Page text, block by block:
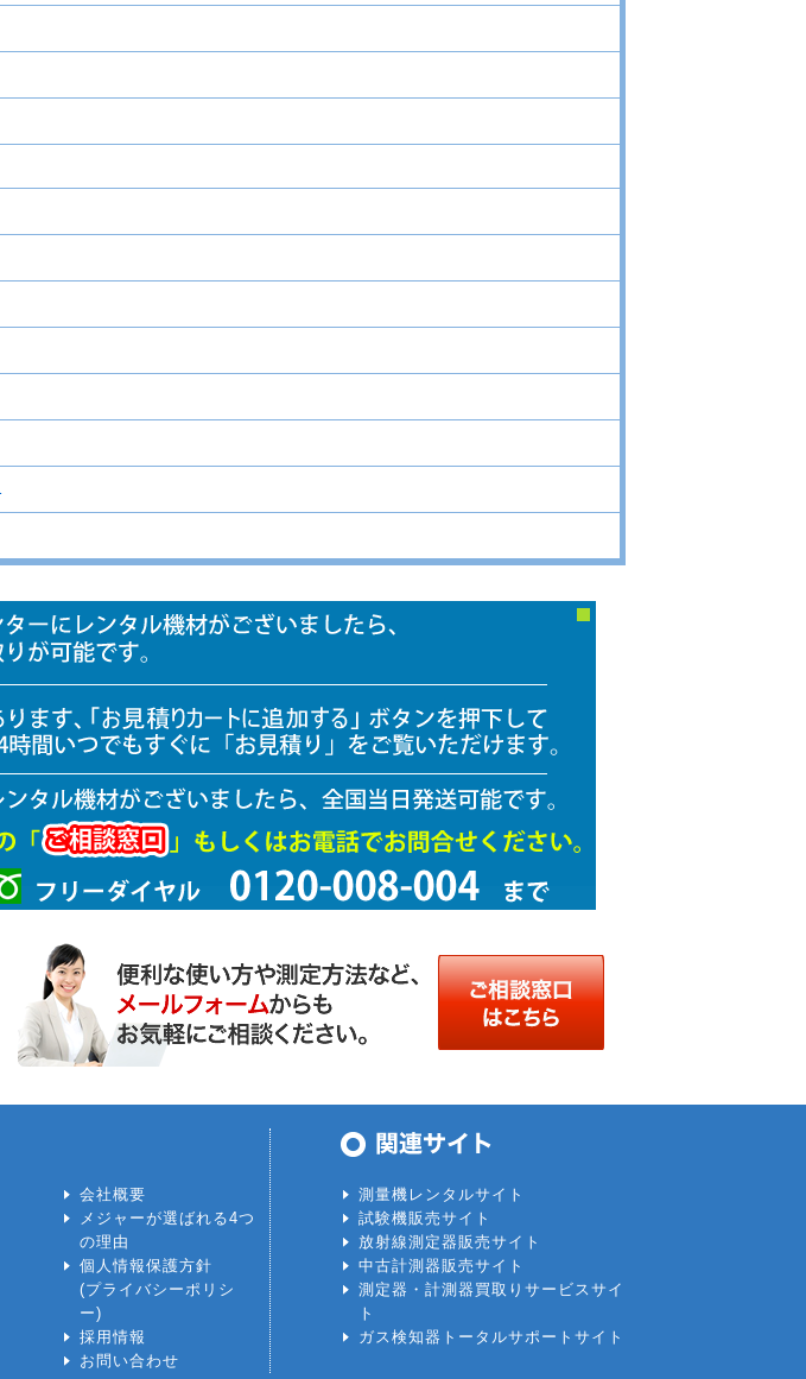
会社概要
メジャーが選ばれる4つ
の理由
個人情報保護方針
(プライバシーポリシ
ー)
採用情報
お問い合わせ
測量機レンタルサイト
試験機販売サイト
放射線測定器販売サイト
中古計測器販売サイト
測定器・計測器買取りサービスサイ
ト
ガス検知器トータルサポートサイト